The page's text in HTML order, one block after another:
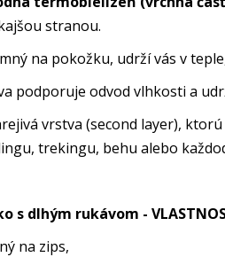
stranou.
na pokožku, udrží vás v
podporuje odvod vlhkosti a
vrstva (second layer),
trekingu, behu alebo
s dlhým rukávom -
na zips,